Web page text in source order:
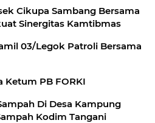
Cikupa Sambang Bersama
Sinergitas Kamtibmas
03/Legok Patroli Bersama
Ketum PB FORKI
Di Desa Kampung
Kodim Tangani